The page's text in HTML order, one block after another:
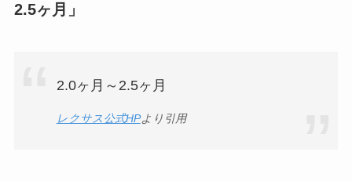
2.5ヶ月」
2.0ヶ月～2.5ヶ月
レクサス公式HPより引用